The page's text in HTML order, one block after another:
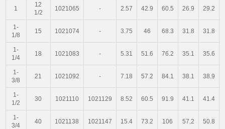
1
12
1/2
1021065 - 2.57 42.9 60.5 26.9 29.2
1-
1/8
15 1021074 - 3.75 46 68.3 31.8 31.8
1-
1/4
18 1021083 - 5.31 51.6 76.2 35.1 35.6
1-
3/8
21 1021092 - 7.18 57.2 84.1 38.1 38.9
1-
1/2
30 1021110 1021129 8.52 60.5 91.9 41.1 41.4
1-
3/4
40 1021138 1021147 15.4 73.2 106 57.2 50.8